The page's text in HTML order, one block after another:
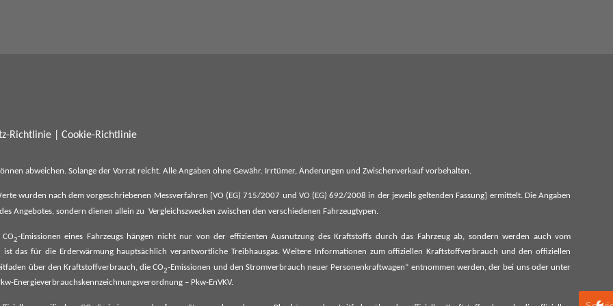
Richtlinie Cookie-Richtlinie
abweichen. Solange der Vorrat reicht. Alle Angaben ohne Gewähr. Irrtümer, Änderungen und Zwischenverkauf vorbehalten.
wurden nach dem vorgeschriebenen Messverfahren [VO (EG) 715/2007 und VO (EG) 692/2008 in der jeweils geltenden Fassung] ermittelt. Die Angaben
Angebotes, sondern dienen allein zu Vergleichszwecken zwischen den verschiedenen Fahrzeugtypen.
2-Emissionen eines Fahrzeugs hängen nicht nur von der effizienten Ausnutzung des Kraftstoffs durch das Fahrzeug ab, sondern werden auch vom
ist das für die Erderwärmung hauptsächlich verantwortliche Treibhausgas. Weitere Informationen zum offiziellen Kraftstoffverbrauch und den offiziellen
über den Kraftstoffverbrauch, die CO2-Emissionen und den Stromverbrauch neuer Personenkraftwagen“ entnommen werden, der bei uns oder unter
Energieverbrauchskennzeichnungsverordnung – Pkw-EnVKV.